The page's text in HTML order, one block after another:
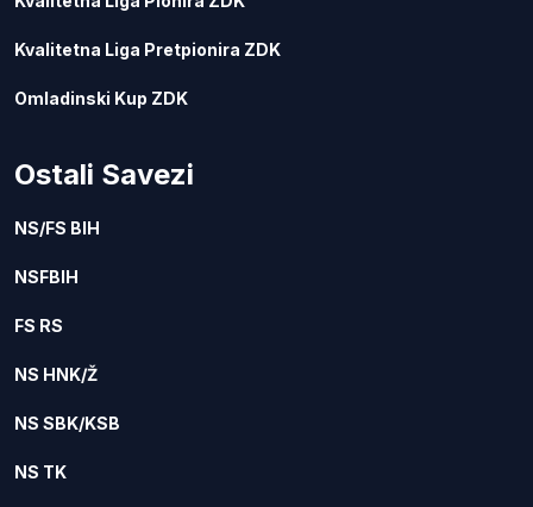
Kvalitetna Liga Pretpionira ZDK
Omladinski Kup ZDK
Ostali Savezi
NS/FS BIH
NSFBIH
FS RS
NS HNK/Ž
NS SBK/KSB
NS TK